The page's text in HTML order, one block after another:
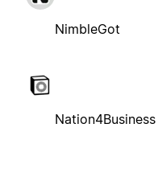
NimbleGot
Nation4Business